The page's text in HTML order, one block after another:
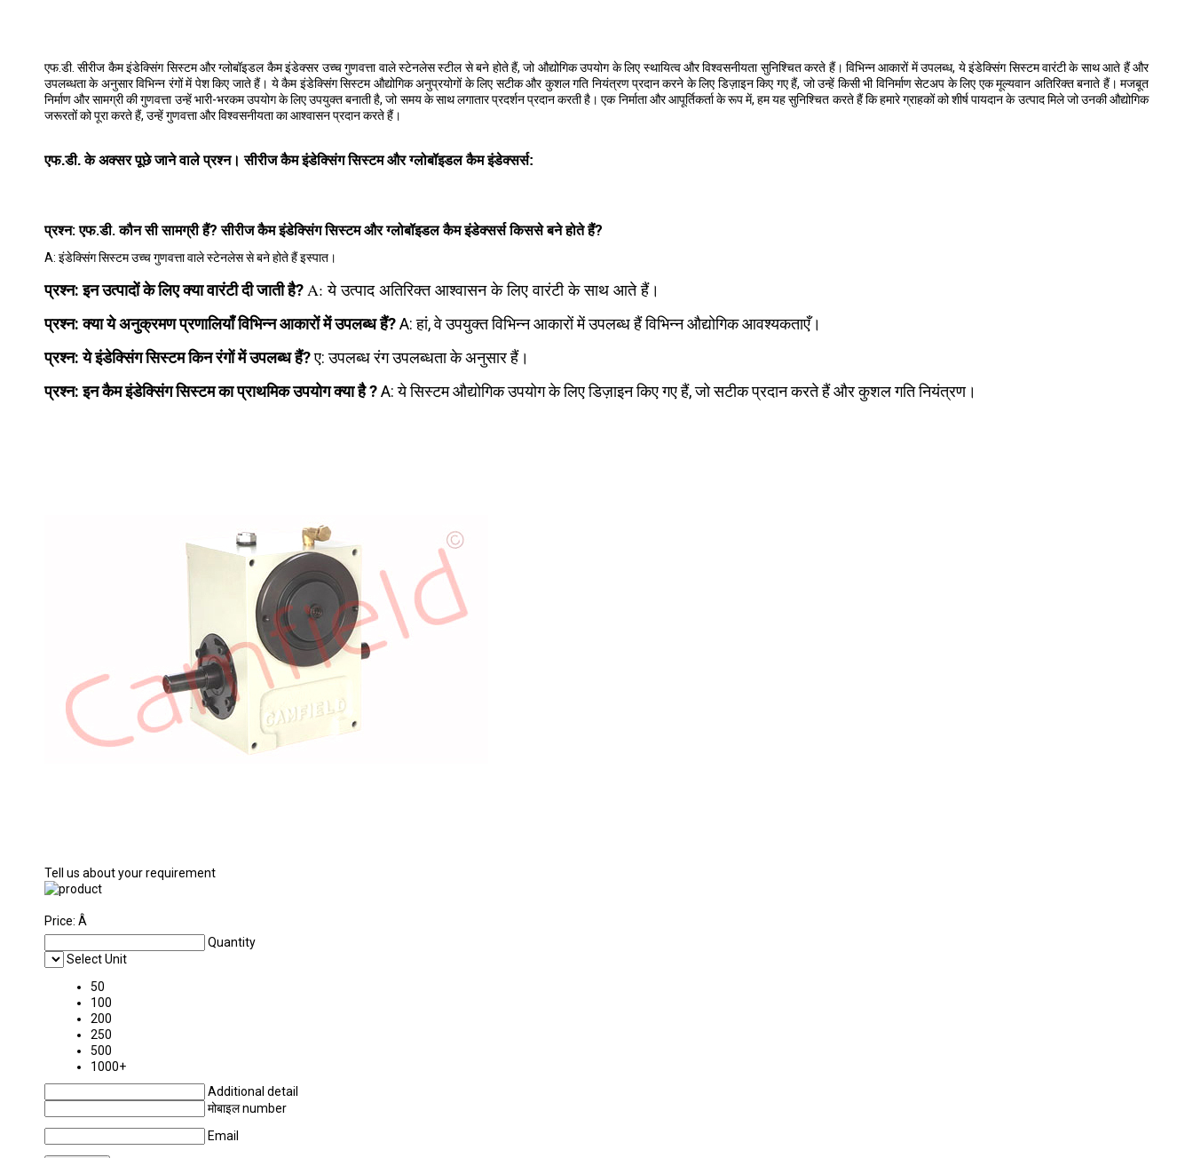
एफ.डी. सीरीज कैम इंडेक्सिंग सिस्टम और ग्लोबॉइडल कैम इंडेक्सर उच्च गुणवत्ता वाले स्टेनलेस स्टील से बने होते हैं, जो औद्योगिक उपयोग के लिए स्थायित्व और विश्वसनीयता सुनिश्चित करते हैं। विभिन्न आकारों में उपलब्ध, ये इंडेक्सिंग सिस्टम वारंटी के साथ आते हैं और
उपलब्धता के अनुसार विभिन्न रंगों में पेश किए जाते हैं। ये कैम इंडेक्सिंग सिस्टम औद्योगिक अनुप्रयोगों के लिए सटीक और कुशल गति नियंत्रण प्रदान करने के लिए डिज़ाइन किए गए हैं, जो उन्हें किसी भी विनिर्माण सेटअप के लिए एक मूल्यवान अतिरिक्त बनाते हैं। मजबूत
निर्माण और सामग्री की गुणवत्ता उन्हें भारी-भरकम उपयोग के लिए उपयुक्त बनाती है, जो समय के साथ लगातार प्रदर्शन प्रदान करती है। एक निर्माता और आपूर्तिकर्ता के रूप में, हम यह सुनिश्चित करते हैं कि हमारे ग्राहकों को शीर्ष पायदान के उत्पाद मिले जो उनकी औद्योगिक
जरूरतों को पूरा करते हैं, उन्हें गुणवत्ता और विश्वसनीयता का आश्वासन प्रदान करते हैं।
एफ.डी. के अक्सर पूछे जाने वाले प्रश्न। सीरीज कैम इंडेक्सिंग सिस्टम और ग्लोबॉइडल कैम इंडेक्सर्स:
प्रश्न: एफ.डी. कौन सी सामग्री हैं? सीरीज कैम इंडेक्सिंग सिस्टम और ग्लोबॉइडल कैम इंडेक्सर्स किससे बने होते हैं?
A: इंडेक्सिंग सिस्टम उच्च गुणवत्ता वाले स्टेनलेस से बने होते हैं इस्पात।
प्रश्न: इन उत्पादों के लिए क्या वारंटी दी जाती है?A:ये उत्पाद अतिरिक्त आश्वासन के लिए वारंटी के साथ आते हैं।
प्रश्न: क्या ये अनुक्रमण प्रणालियाँ विभिन्न आकारों में उपलब्ध हैं?A:हां, वे उपयुक्त विभिन्न आकारों में उपलब्ध हैं विभिन्न औद्योगिक आवश्यकताएँ।
प्रश्न: ये इंडेक्सिंग सिस्टम किन रंगों में उपलब्ध हैं?ए:उपलब्ध रंग उपलब्धता के अनुसार हैं।
प्रश्न: इन कैम इंडेक्सिंग सिस्टम का प्राथमिक उपयोग क्या है ?A:ये सिस्टम औद्योगिक उपयोग के लिए डिज़ाइन किए गए हैं, जो सटीक प्रदान करते हैं और कुशल गति नियंत्रण।
Tell us about your requirement
Price: Â
Quantity
Select Unit
50
100
200
250
500
1000+
Additional detail
मोबाइल number
Email